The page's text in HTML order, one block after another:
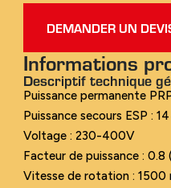
DEMANDER UN
Informations
Descriptif technique
Puissance permanente
Puissance secours ESP :
Voltage : 230-400V
Facteur de puissance : 0.8
Vitesse de rotation : 1500